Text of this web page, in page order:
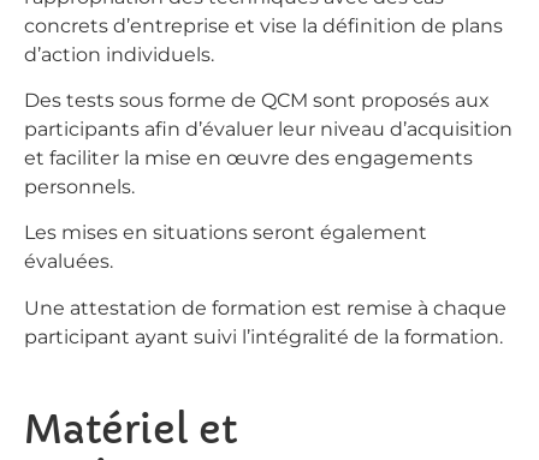
concrets d’entreprise et vise la définition de plans
d’action individuels.
Des tests sous forme de QCM sont proposés aux
participants afin d’évaluer leur niveau d’acquisition
et faciliter la mise en œuvre des engagements
personnels.
Les mises en situations seront également
évaluées.
Une attestation de formation est remise à chaque
participant ayant suivi l’intégralité de la formation.
Matériel et